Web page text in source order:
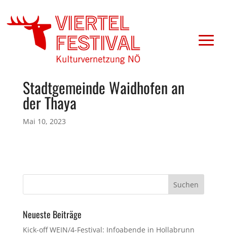
Stadtgemeinde Waidhofen an
der Thaya
Mai 10, 2023
Neueste Beiträge
Kick-off WEIN/4-Festival: Infoabende in Hollabrunn